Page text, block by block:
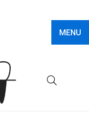
MENU